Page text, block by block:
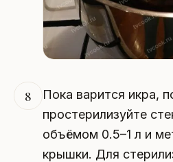
8
Пока варится икра,
простерилизуйте
объёмом 0.5–1 л и
крышки. Для